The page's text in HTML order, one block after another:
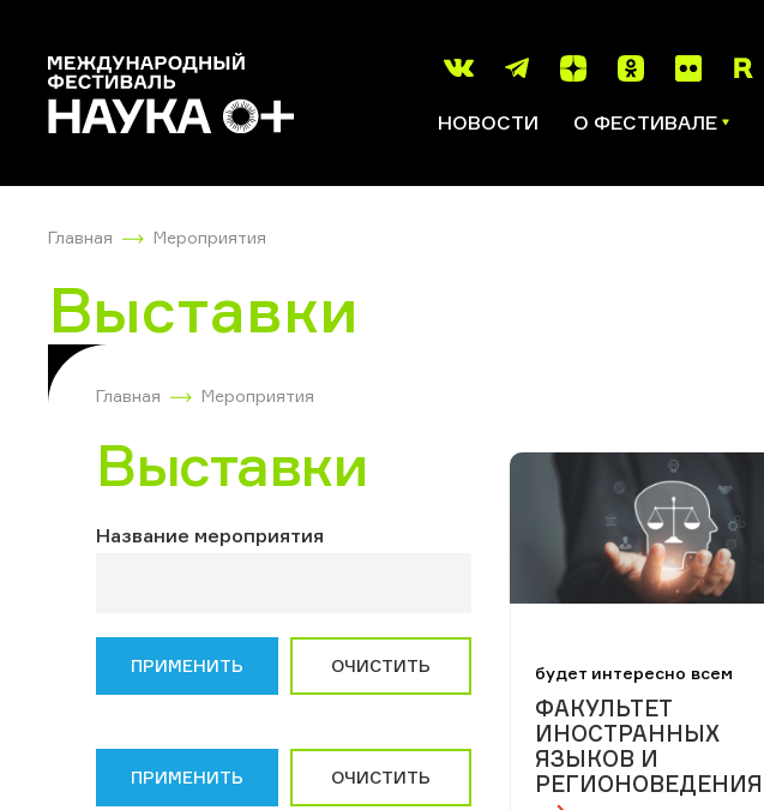
НОВОСТИ О ФЕСТИВАЛЕ
Главная Мероприятия
Выставки
Главная Мероприятия
Выставки
Название мероприятия
ПРИМЕНИТЬ ОЧИСТИТЬ
ПРИМЕНИТЬ ОЧИСТИТЬ
будет интересно всем
ФАКУЛЬТЕТ
ИНОСТРАННЫХ
ЯЗЫКОВ И
РЕГИОНОВЕДЕНИЯ